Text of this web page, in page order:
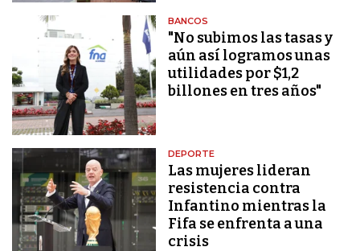
BANCOS
"No subimos las tasas y
aún así logramos unas
utilidades por $1,2
billones en tres años"
DEPORTE
Las mujeres lideran
resistencia contra
Infantino mientras la
Fifa se enfrenta a una
crisis